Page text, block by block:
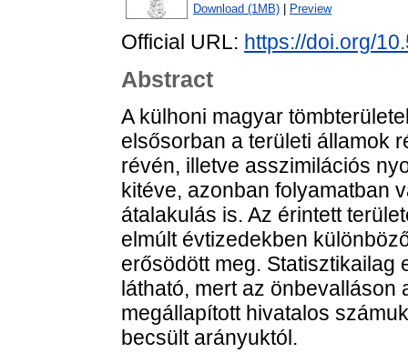
Download (1MB)
Preview
Official URL: https://doi.org/
Abstract
A külhoni magyar
elsősorban a területi államok
révén, illetve asszimilációs
kitéve, azonban folyamatban
átalakulás is. Az érintett
elmúlt évtizedekben
erősödött meg.
látható, mert az önbevalláson
megállapított hivatalos
becsült arányuktól.